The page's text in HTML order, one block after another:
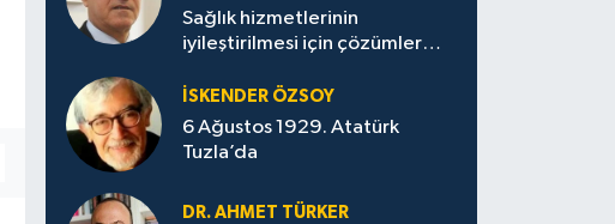
Sağlık hizmetlerinin
iyileştirilmesi için çözümler
İSKENDER ÖZSOY
6 Ağustos 1929. Atatürk
Tuzla’da
DR. AHMET TÜRKER